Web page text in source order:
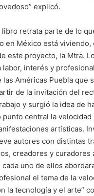
explicó.
libro retrata parte de lo
en México está viviendo,
este proyecto, la Mtra.
labor, interés y
las Américas Puebla que
de la invitación del
y surgió la idea de
punto central la
artísticas.
autores con distintas
creadores y curadores
uno de ellos
el tema de la
la tecnología y el arte”